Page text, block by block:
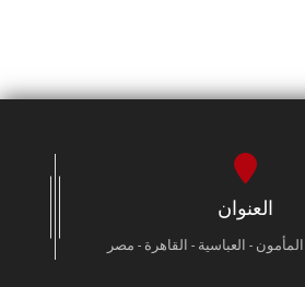
العنوان
- العباسية - القاهرة - مصر